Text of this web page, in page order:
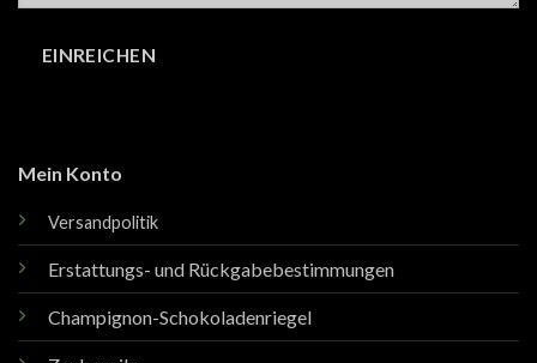
Mein Konto
Versandpolitik
Erstattungs- und Rückgabebestimmungen
Champignon-Schokoladenriegel